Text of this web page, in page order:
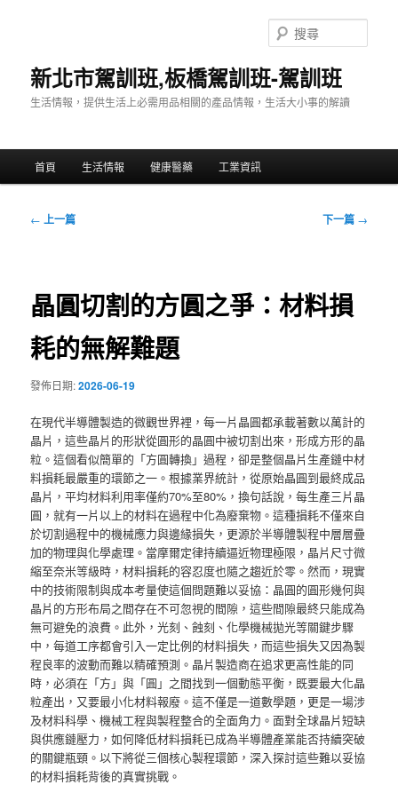
新北市駕訓班,板橋駕訓班-駕訓班
生活情報，提供生活上必需用品相關的產品情報，生活大小事的解讀
尋
首頁 生活情報 健康醫藥 工業資訊
文
← 上一篇 下一篇 →
晶圓切割的方圓之爭：材料損
耗的無解難題
發佈日期:2026-06-19
在現代半導體製造的微觀世界裡，每一片晶圓都承載著數以萬計的
晶片，這些晶片的形狀從圓形的晶圓中被切割出來，形成方形的晶
粒。這個看似簡單的「方圓轉換」過程，卻是整個晶片生產鏈中材
料損耗最嚴重的環節之一。根據業界統計，從原始晶圓到最終成品
晶片，平均材料利用率僅約70%至80%，換句話說，每生產三片晶
圓，就有一片以上的材料在過程中化為廢棄物。這種損耗不僅來自
於切割過程中的機械應力與邊緣損失，更源於半導體製程中層層疊
加的物理與化學處理。當摩爾定律持續逼近物理極限，晶片尺寸微
縮至奈米等級時，材料損耗的容忍度也隨之趨近於零。然而，現實
中的技術限制與成本考量使這個問題難以妥協：晶圓的圓形幾何與
晶片的方形布局之間存在不可忽視的間隙，這些間隙最終只能成為
無可避免的浪費。此外，光刻、蝕刻、化學機械拋光等關鍵步驟
中，每道工序都會引入一定比例的材料損失，而這些損失又因為製
程良率的波動而難以精確預測。晶片製造商在追求更高性能的同
時，必須在「方」與「圓」之間找到一個動態平衡，既要最大化晶
粒產出，又要最小化材料報廢。這不僅是一道數學題，更是一場涉
及材料科學、機械工程與製程整合的全面角力。面對全球晶片短缺
與供應鏈壓力，如何降低材料損耗已成為半導體產業能否持續突破
的關鍵瓶頸。以下將從三個核心製程環節，深入探討這些難以妥協
的材料損耗背後的真實挑戰。